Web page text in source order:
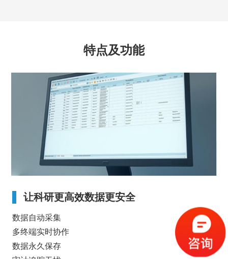
让科研更高效数据更安全
数据自动采集
多终端实时协作
数据永久保存
自